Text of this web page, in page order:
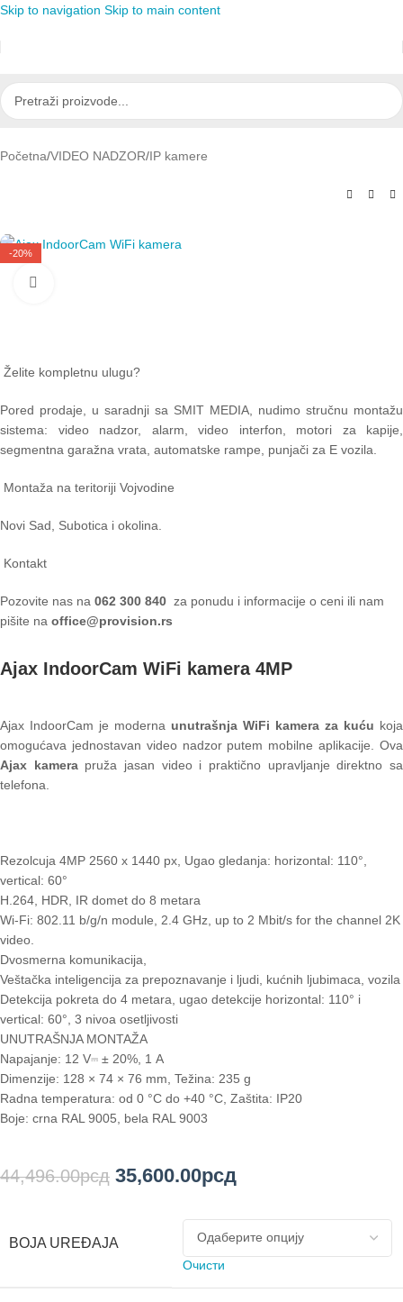
Skip to navigation Skip to main content
Početna/VIDEO NADZOR/IP kamere
-20%
Želite kompletnu ulugu?
Pored prodaje, u saradnji sa SMIT MEDIA, nudimo stručnu montažu
sistema: video nadzor, alarm, video interfon, motori za kapije,
segmentna garažna vrata, automatske rampe, punjači za E vozila.
Montaža na teritoriji Vojvodine
Novi Sad, Subotica i okolina.
Kontakt
Pozovite nas na 062 300 840 za ponudu i informacije o ceni ili nam
pišite na office@provision.rs
Ajax IndoorCam WiFi kamera 4MP
Ajax IndoorCam je moderna unutrašnja WiFi kamera za kuću koja
omogućava jednostavan video nadzor putem mobilne aplikacije. Ova
Ajax kamerapruža jasan video i praktično upravljanje direktno sa
telefona.
Rezolcuja 4MP 2560 x 1440 px, Ugao gledanja: horizontal: 110°,
vertical: 60°
H.264, HDR, IR domet do 8 metara
Wi-Fi: 802.11 b/g/n module, 2.4 GHz, up to 2 Mbit/s for the channel 2K
video.
Dvosmerna komunikacija,
Veštačka inteligencija za prepoznavanje i ljudi, kućnih ljubimaca, vozila
Detekcija pokreta do 4 metara, ugao detekcije horizontal: 110° i
vertical: 60°, 3 nivoa osetljivosti
UNUTRAŠNJA MONTAŽA
Napajanje: 12 V⎓ ± 20%, 1 А
Dimenzije: 128 × 74 × 76 mm, Težina: 235 g
Radna temperatura: od 0 °C do +40 °C, Zaštita: IP20
Boje: crna RAL 9005, bela RAL 9003
44,496.00рсд 35,600.00рсд
BOJA UREĐAJA
Очисти